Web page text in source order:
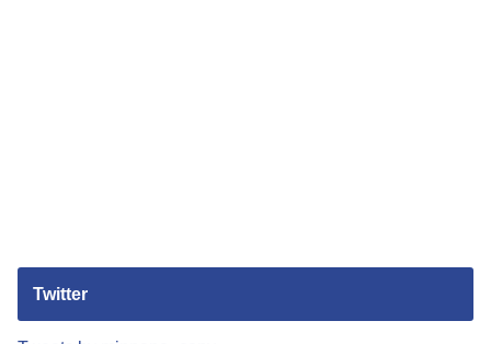
Twitter